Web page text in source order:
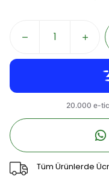
Tüm Ürünlerde